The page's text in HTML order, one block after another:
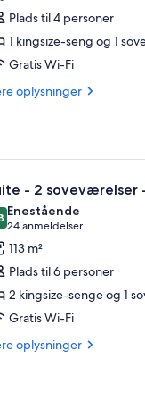
Plads til 4 personer
1 kingsize-seng og 1
Gratis Wi-Fi
oplysninger
et skrivebord, en
6 - 2 soveværelser
ud af 10
Enestående
24 anmeldelser
(24
anmeldelser)
113 m²
Plads til 6 personer
2 kingsize-senge og 1
Gratis Wi-Fi
oplysninger